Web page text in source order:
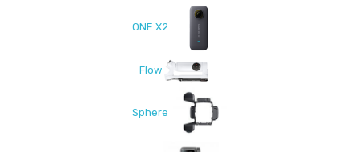
ONE X2
Flow
Sphere